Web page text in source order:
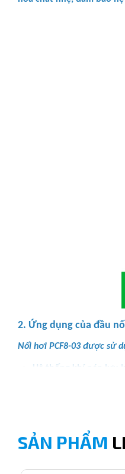
2. Ứng dụng của đầu
Nối hơi PCF8-03 được sử
Hệ thống khí nén lưu
3. Thông số kỹ thuật
SẢN PHẨM